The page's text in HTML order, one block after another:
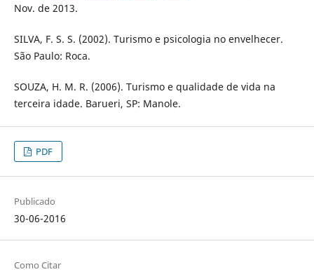
Nov. de 2013.
SILVA, F. S. S. (2002). Turismo e psicologia no envelhecer.
São Paulo: Roca.
SOUZA, H. M. R. (2006). Turismo e qualidade de vida na
terceira idade. Barueri, SP: Manole.
PDF
Publicado
30-06-2016
Como Citar